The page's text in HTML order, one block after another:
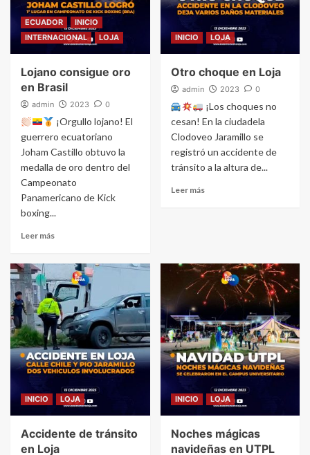
ECUADOR
INICIO
INTERNACIONAL
LOJA
Lojano consigue oro
en Brasil
admin 2023 0
¡Orgullo lojano! El
guerrero ecuatoriano
Joham Castillo obtuvo la
medalla de oro dentro del
Campeonato
Panamericano de Kick
boxing...
Leer más
INICIO LOJA
Otro choque en Loja
admin 2023 0
¡Los choques no
cesan! En la ciudadela
Clodoveo Jaramillo se
registró un accidente de
tránsito a la altura de...
Leer más
INICIO LOJA
Accidente de tránsito
en Loja
INICIO LOJA
Noches mágicas
navideñas en UTPL